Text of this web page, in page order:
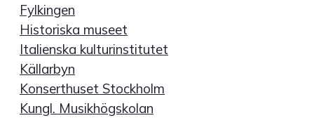
Fylkingen
Historiska museet
Italienska kulturinstitutet
Källarbyn
Konserthuset Stockholm
Kungl. Musikhögskolan